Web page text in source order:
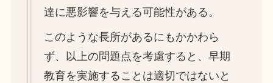
達に悪影響を与える可能性がある。
このような長所があるにもかかわら
ず、以上の問題点を考慮すると、早期
教育を実施することは適切ではないと